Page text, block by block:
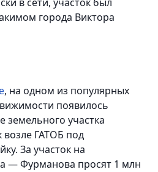
города Виктора
, на одном из популярных
появилось
участка
ГАТОБ под
За участок на
— Фурманова просят 1 млн